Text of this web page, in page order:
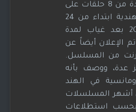
لمجموعة محدودة من 8 حلقات على
قناة Hotstar الهندية ابتداء من 24
نوفمبر عام 2015 بعد غياب لمدة
الإعلان أيضاً عن
من المسلسل.
عدة، ووصف بأنه
رومانسية في الهند
أشهر المسلسلات
بحسب استطلاعات